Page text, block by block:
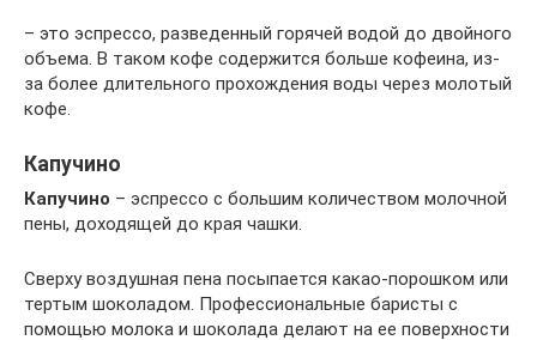
– это эспрессо, разведенный горячей водой до двойного
объема. В таком кофе содержится больше кофеина, из-
за более длительного прохождения воды через молотый
кофе.
Капучино
Капучино – эспрессо с большим количеством молочной
пены, доходящей до края чашки.
Сверху воздушная пена посыпается какао-порошком или
тертым шоколадом. Профессиональные баристы с
помощью молока и шоколада делают на ее поверхности